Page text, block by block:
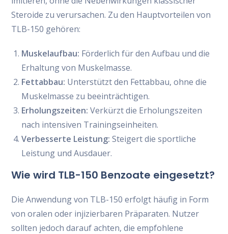
Steroide zu verursachen. Zu den Hauptvorteilen von
TLB-150 gehören:
Muskelaufbau: Förderlich für den Aufbau und die
Erhaltung von Muskelmasse.
Fettabbau: Unterstützt den Fettabbau, ohne die
Muskelmasse zu beeinträchtigen.
Erholungszeiten: Verkürzt die Erholungszeiten
nach intensiven Trainingseinheiten.
Verbesserte Leistung: Steigert die sportliche
Leistung und Ausdauer.
Wie wird TLB-150 Benzoate eingesetzt?
Die Anwendung von TLB-150 erfolgt häufig in Form
von oralen oder injizierbaren Präparaten. Nutzer
sollten jedoch darauf achten, die empfohlene